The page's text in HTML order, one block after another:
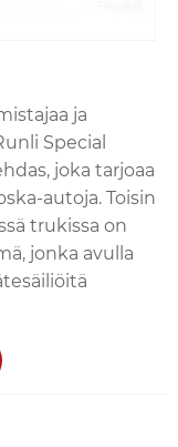
ja
Special
joka tarjoaa
autoja. Toisin
trukissa on
jonka avulla